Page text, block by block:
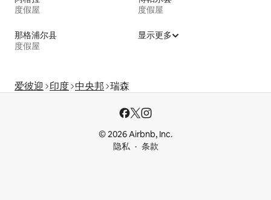
度假屋
度假屋
那格浦尔县
度假屋
显示更多
爱彼迎 印度 中央邦 瑞森
© 2026 Airbnb, Inc.
隐私
条款